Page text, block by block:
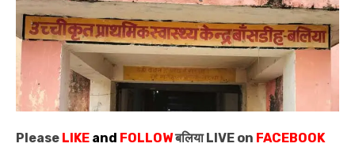
Please LIKE and FOLLOWबलिया LIVE on FACEBOOK